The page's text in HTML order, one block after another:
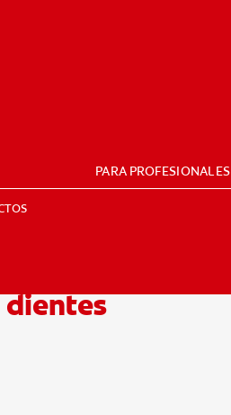
PARA PROFESIONALES